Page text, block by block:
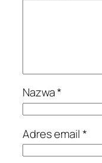
Nazwa*
Adres email*